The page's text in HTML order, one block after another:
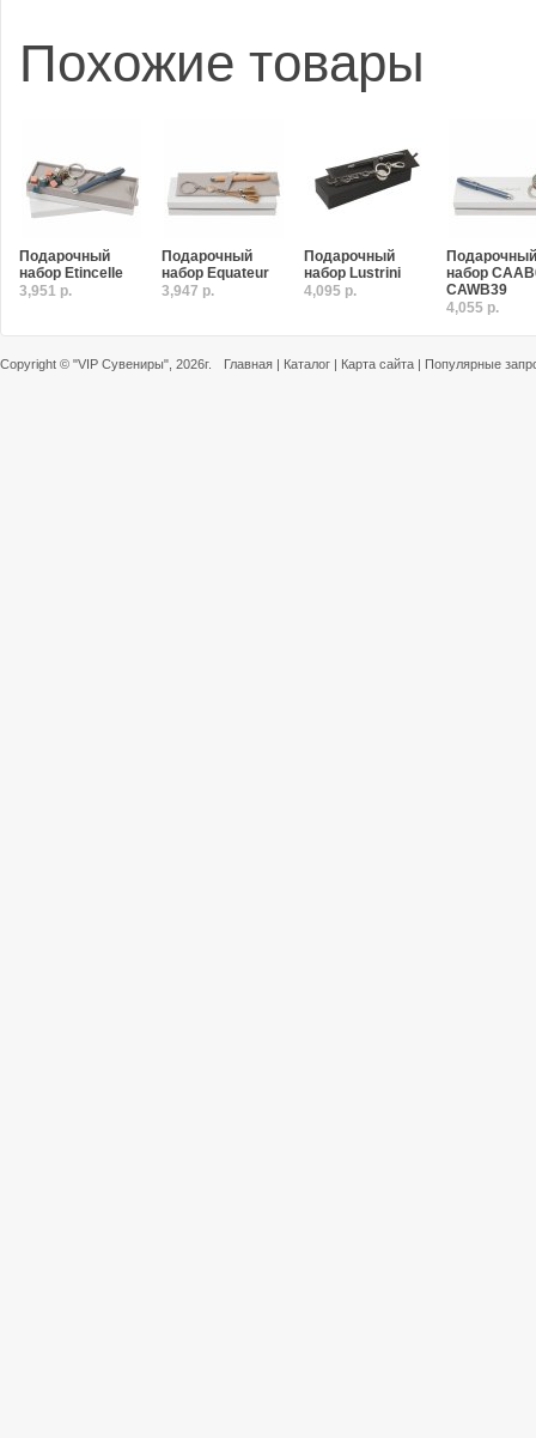
Похожие товары
Подарочный
набор Etincelle
3,951 р.
Подарочный
набор Equateur
3,947 р.
Подарочный
набор Lustrini
4,095 р.
Подарочный
набор
CAWB39
4,055 р.
Copyright © "VIP Сувениры" , 2026г. Главная | Каталог | Карта сайта | Популярные